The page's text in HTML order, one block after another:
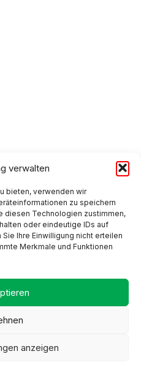
verwalten
bieten, verwenden wir
zu speichern
diesen Technologien zustimmen,
oder eindeutige IDs auf
Ihre Einwilligung nicht erteilen
Merkmale und Funktionen
anzeigen
by Alpsware